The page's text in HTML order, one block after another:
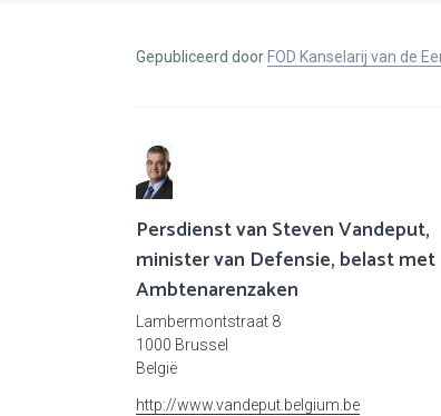
Gepubliceerd door FOD Kanselarij van de
Persdienst van Steven Vandeput,
minister van Defensie, belast met
Ambtenarenzaken
Lambermontstraat 8
1000 Brussel
België
http://www.vandeput.belgium.be